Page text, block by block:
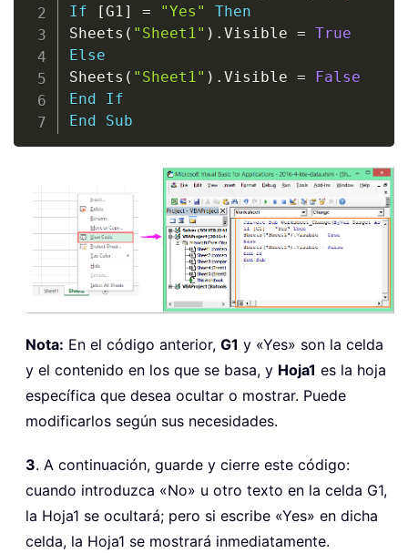
If [G1] = "Yes"
Then
Sheets ( "Sheet1" ) . Visible = True
Else
Sheets ( "Sheet1" ) . Visible =
False
End
If
End
Sub
Nota: En el código anterior, G1 y «Yes» son la celda
y el contenido en los que se basa, y Hoja1 es la hoja
específica que desea ocultar o mostrar. Puede
modificarlos según sus necesidades.
3. A continuación, guarde y cierre este código:
cuando introduzca «No» u otro texto en la celda G1,
la Hoja1 se ocultará; pero si escribe «Yes» en dicha
celda, la Hoja1 se mostrará inmediatamente.